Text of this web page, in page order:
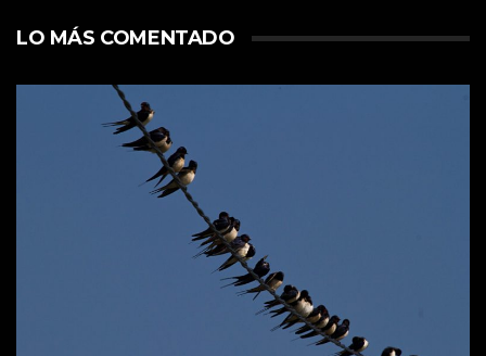
LO MÁS COMENTADO